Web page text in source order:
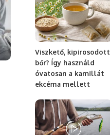
Viszkető, kipirosodott
bőr? Így használd
óvatosan a kamillát
ekcéma mellett